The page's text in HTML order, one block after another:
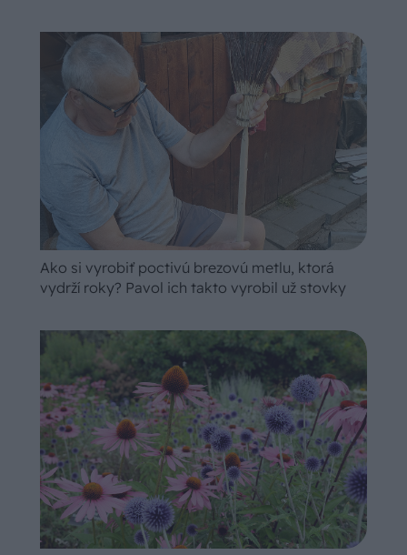
Ako si vyrobiť poctivú brezovú metlu, ktorá
vydrží roky? Pavol ich takto vyrobil už stovky